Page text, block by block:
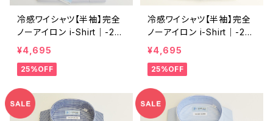
冷感ワイシャツ【半袖】完全
ノーアイロン i-Shirt｜-2℃
冷却 形態安定 レギュラー
シルエット ボタンダウン ド
ビー メンズ ビジネス exha
¥4,695
25%OFF
冷感ワイシャツ【半袖】完全
ノーアイロン i-Shirt｜-2℃
冷却 形態安定 レギュラー
シルエット ボタンダウン ス
トライプ メンズ ビジネス d
¥4,695
25%OFF